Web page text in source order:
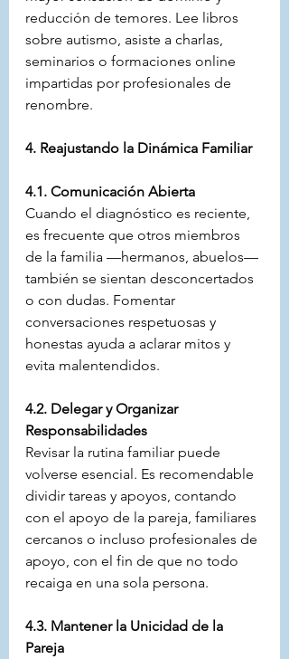
reducción de temores. Lee libros
sobre autismo, asiste a charlas,
seminarios o formaciones online
impartidas por profesionales de
renombre.
4. Reajustando la Dinámica Familiar
4.1. Comunicación Abierta
Cuando el diagnóstico es reciente,
es frecuente que otros miembros
de la familia —hermanos, abuelos—
también se sientan desconcertados
o con dudas. Fomentar
conversaciones respetuosas y
honestas ayuda a aclarar mitos y
evita malentendidos.
4.2. Delegar y Organizar
Responsabilidades
Revisar la rutina familiar puede
volverse esencial. Es recomendable
dividir tareas y apoyos, contando
con el apoyo de la pareja, familiares
cercanos o incluso profesionales de
apoyo, con el fin de que no todo
recaiga en una sola persona.
4.3. Mantener la Unicidad de la
Pareja